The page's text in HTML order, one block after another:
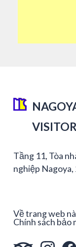
Tầng 11, Tòa
nghiệp Nagoya,
Về trang web
Chính sách bảo